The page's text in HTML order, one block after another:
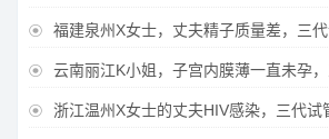
 福建泉州X女士，丈夫精子质量差，三
 云南丽江K小姐，子宫内膜薄一直未孕
 浙江温州X女士的丈夫HIV感染，三代试